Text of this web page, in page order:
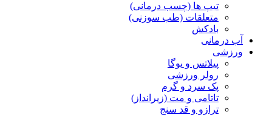
تیپ ها (چسب درمانی)
متعلقات (طب سوزنی)
بادکش
آب درمانی
ورزشی
پیلاتس و یوگا
رولر ورزشی
پک سرد و گرم
تاتامی و مت (زیرانداز)
ترازو و قد سنج